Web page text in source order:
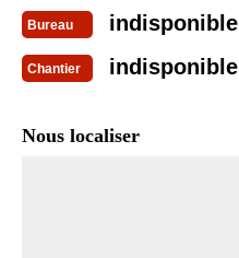
Bureau indisponible
Chantier indisponible
Nous localiser